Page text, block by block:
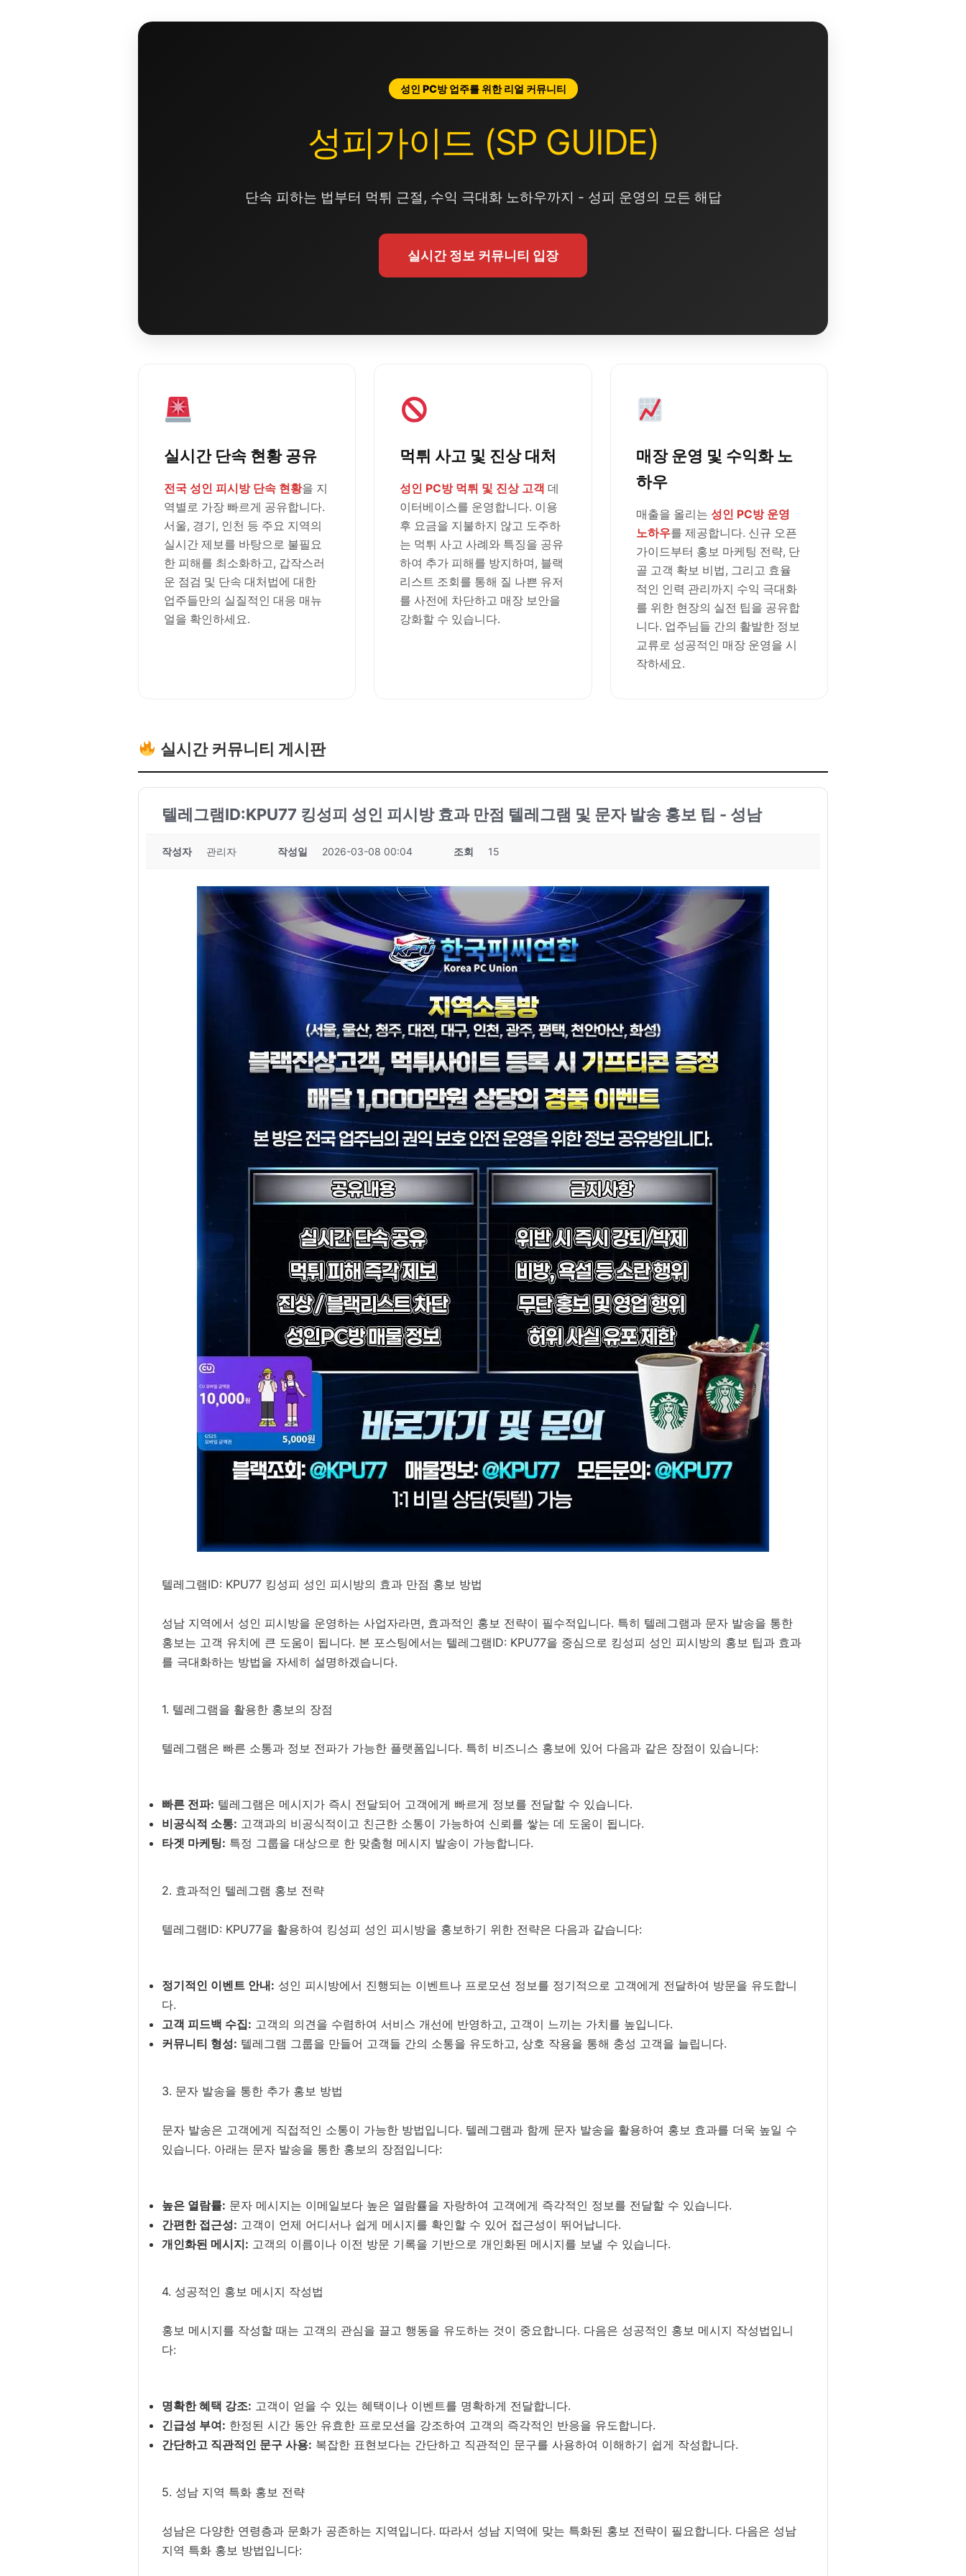
성인 PC방 업주를 위한 리얼 커뮤니티
성피가이드 (SP GUIDE)
단속 피하는 법부터 먹튀 근절, 수익 극대화 노하우까지 - 성피 운영의 모든 해답
실시간 정보 커뮤니티 입장
실시간 단속 현황 공유
전국 성인 피시방 단속 현황을 지
역별로 가장 빠르게 공유합니다.
서울, 경기, 인천 등 주요 지역의
실시간 제보를 바탕으로 불필요
한 피해를 최소화하고, 갑작스러
운 점검 및 단속 대처법에 대한
업주들만의 실질적인 대응 매뉴
얼을 확인하세요.
먹튀 사고 및 진상 대처
성인 PC방 먹튀 및 진상 고객 데
이터베이스를 운영합니다. 이용
후 요금을 지불하지 않고 도주하
는 먹튀 사고 사례와 특징을 공유
하여 추가 피해를 방지하며, 블랙
리스트 조회를 통해 질 나쁜 유저
를 사전에 차단하고 매장 보안을
강화할 수 있습니다.
매장 운영 및 수익화 노
하우
매출을 올리는 성인 PC방 운영
노하우를 제공합니다. 신규 오픈
가이드부터 홍보 마케팅 전략, 단
골 고객 확보 비법, 그리고 효율
적인 인력 관리까지 수익 극대화
를 위한 현장의 실전 팁을 공유합
니다. 업주님들 간의 활발한 정보
교류로 성공적인 매장 운영을 시
작하세요.
실시간 커뮤니티 게시판
텔레그램ID:KPU77 킹성피 성인 피시방 효과 만점 텔레그램 및 문자 발송 홍보 팁 - 성남
작성자 관리자 작성일 2026-03-08 00:04 조회 15
텔레그램ID: KPU77 킹성피 성인 피시방의 효과 만점 홍보 방법
성남 지역에서 성인 피시방을 운영하는 사업자라면, 효과적인 홍보 전략이 필수적입니다. 특히 텔레그램과 문자 발송을 통한
홍보는 고객 유치에 큰 도움이 됩니다. 본 포스팅에서는 텔레그램ID: KPU77을 중심으로 킹성피 성인 피시방의 홍보 팁과 효과
를 극대화하는 방법을 자세히 설명하겠습니다.
1. 텔레그램을 활용한 홍보의 장점
텔레그램은 빠른 소통과 정보 전파가 가능한 플랫폼입니다. 특히 비즈니스 홍보에 있어 다음과 같은 장점이 있습니다:
빠른 전파: 텔레그램은 메시지가 즉시 전달되어 고객에게 빠르게 정보를 전달할 수 있습니다.
비공식적 소통: 고객과의 비공식적이고 친근한 소통이 가능하여 신뢰를 쌓는 데 도움이 됩니다.
타겟 마케팅: 특정 그룹을 대상으로 한 맞춤형 메시지 발송이 가능합니다.
2. 효과적인 텔레그램 홍보 전략
텔레그램ID: KPU77을 활용하여 킹성피 성인 피시방을 홍보하기 위한 전략은 다음과 같습니다:
정기적인 이벤트 안내: 성인 피시방에서 진행되는 이벤트나 프로모션 정보를 정기적으로 고객에게 전달하여 방문을 유도합니
다.
고객 피드백 수집: 고객의 의견을 수렴하여 서비스 개선에 반영하고, 고객이 느끼는 가치를 높입니다.
커뮤니티 형성: 텔레그램 그룹을 만들어 고객들 간의 소통을 유도하고, 상호 작용을 통해 충성 고객을 늘립니다.
3. 문자 발송을 통한 추가 홍보 방법
문자 발송은 고객에게 직접적인 소통이 가능한 방법입니다. 텔레그램과 함께 문자 발송을 활용하여 홍보 효과를 더욱 높일 수
있습니다. 아래는 문자 발송을 통한 홍보의 장점입니다:
높은 열람률: 문자 메시지는 이메일보다 높은 열람률을 자랑하여 고객에게 즉각적인 정보를 전달할 수 있습니다.
간편한 접근성: 고객이 언제 어디서나 쉽게 메시지를 확인할 수 있어 접근성이 뛰어납니다.
개인화된 메시지: 고객의 이름이나 이전 방문 기록을 기반으로 개인화된 메시지를 보낼 수 있습니다.
4. 성공적인 홍보 메시지 작성법
홍보 메시지를 작성할 때는 고객의 관심을 끌고 행동을 유도하는 것이 중요합니다. 다음은 성공적인 홍보 메시지 작성법입니
다:
명확한 혜택 강조: 고객이 얻을 수 있는 혜택이나 이벤트를 명확하게 전달합니다.
긴급성 부여: 한정된 시간 동안 유효한 프로모션을 강조하여 고객의 즉각적인 반응을 유도합니다.
간단하고 직관적인 문구 사용: 복잡한 표현보다는 간단하고 직관적인 문구를 사용하여 이해하기 쉽게 작성합니다.
5. 성남 지역 특화 홍보 전략
성남은 다양한 연령층과 문화가 공존하는 지역입니다. 따라서 성남 지역에 맞는 특화된 홍보 전략이 필요합니다. 다음은 성남
지역 특화 홍보 방법입니다: